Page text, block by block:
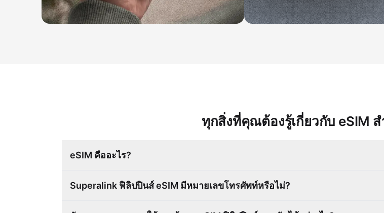
ทุกสิ่งที่คุณต้องรู้เกี่ยวกับ eSIM
eSIM คืออะไร?
Superalink ฟิลิปปินส์ eSIM มีหมายเลขโทรศัพท์หรือไม่?